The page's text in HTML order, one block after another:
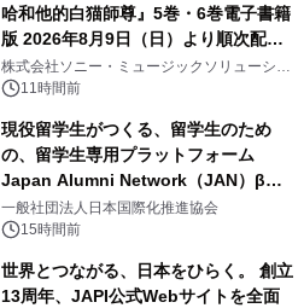
哈和他的白猫師尊』5巻・6巻電子書籍
版 2026年8月9日（日）より順次配信
開始
株式会社ソニー・ミュージックソリューショ
ンズ11時間前
現役留学生がつくる、留学生のため
の、留学生専用プラットフォーム
Japan Alumni Network（JAN）β版
をリリース
一般社団法人日本国際化推進協会
15時間前
世界とつながる、日本をひらく。 創立
13周年、JAPI公式Webサイトを全面